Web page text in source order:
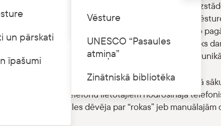
Cenrādis
Vēsture
UNESCO “Pasaules
atmiņa”
Zinātniskā bibliotēka
un pārskati
īpašumi
no 1926. līdz 1990. gadam Latvijā un citās valstīs.
kolekcijām un to papildina Latvijas Nacionālā
telefoniskā komunikācija valsts iestāžu darbībā no
fotogrāfijas apliecina, ka telefons bijis ne tikai būtisks
institūciju un organizāciju darbību, tostarp
1877. gadā, bet piecus gadus vēlāk, 1882. gadā, Rīgā
starp diviem telefonu lietotājiem nodrošināja
Šādas centrāles dēvēja par “rokas” jeb manuālajām